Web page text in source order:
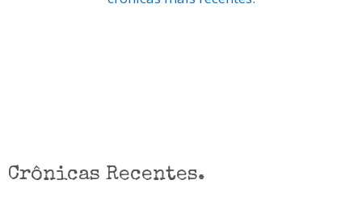
Crônicas Recentes.